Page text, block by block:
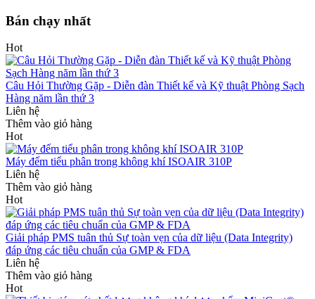
Bán chạy nhất
Hot
Câu Hỏi Thường Gặp - Diễn đàn Thiết kế và Kỹ thuật Phòng Sạch
Hàng năm lần thứ 3
Liên hệ
Thêm vào giỏ hàng
Hot
Máy đếm tiểu phân trong không khí ISOAIR 310P
Liên hệ
Thêm vào giỏ hàng
Hot
Giải pháp PMS tuân thủ Sự toàn vẹn của dữ liệu (Data Integrity)
đáp ứng các tiêu chuẩn của GMP & FDA
Liên hệ
Thêm vào giỏ hàng
Hot